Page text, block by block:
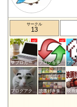
サークル
13
💙ブロガー応援&更新報告♪💙 ブログを更新したらここで報告
ブログアクセスアップサークル 読書好き集まれ！